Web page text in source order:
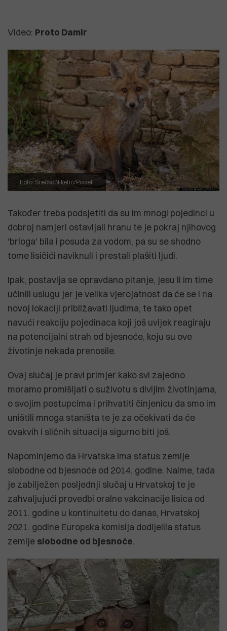
Video: Proto Damir
Foto: Srećko Niketić/Pixsell
Također treba podsjetiti da su im mnogi pojedinci u
dobroj namjeri ostavljali hranu te je pokraj njihovog
'brloga' bila i posuda za vodom, pa su se shodno
tome lisičići naviknuli i prestali plašiti ljudi.
Ipak, postavlja se opravdano pitanje, jesu li im time
učinili uslugu jer je velika vjerojatnost da će se i na
novoj lokaciji približavati ljudima, te tako opet
navući reakciju pojedinaca koji još uvijek reagiraju
na potencijalni strah od bjesnoće, koju su ove
životinje nekada prenosile.
Ovaj slučaj je pravi primjer kako svi zajedno
moramo promišljati o suživotu s divljim životinjama,
o svojim postupcima i prihvatiti činjenicu da smo im
uništili mnoga staništa te je za očekivati da će
ovakvih i sličnih situacija sigurno biti još.
Napominjemo da Hrvatska ima status zemlje
slobodne od bjesnoće od 2014. godine. Naime, tada
je zabilježen posljednji slučaj u Hrvatskoj te je
zahvaljujući provedbi oralne vakcinacije lisica od
2011. godine u kontinuitetu do danas, Hrvatskoj
2021. godine Europska komisija dodijelila status
zemlje slobodne od bjesnoće.